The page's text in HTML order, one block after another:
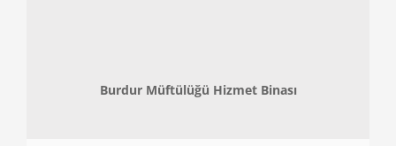
Burdur Müftülüğü Hizmet Binası